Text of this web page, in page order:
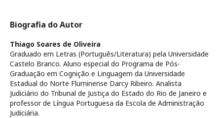
Biografia do Autor
Thiago Soares de Oliveira
Graduado em Letras (Português/Literatura) pela Universidade
Castelo Branco. Aluno especial do Programa de Pós-
Graduação em Cognição e Linguagem da Universidade
Estadual do Norte Fluminense Darcy Ribeiro. Analista
Judiciário do Tribunal de Justiça do Estado do Rio de Janeiro e
professor de Língua Portuguesa da Escola de Administração
Judiciária.